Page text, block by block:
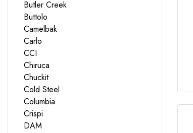
Butler Creek
Buttolo
Camelbak
Carlo
CCI
Chiruca
Chuckit
Cold Steel
Columbia
Crispi
DAM